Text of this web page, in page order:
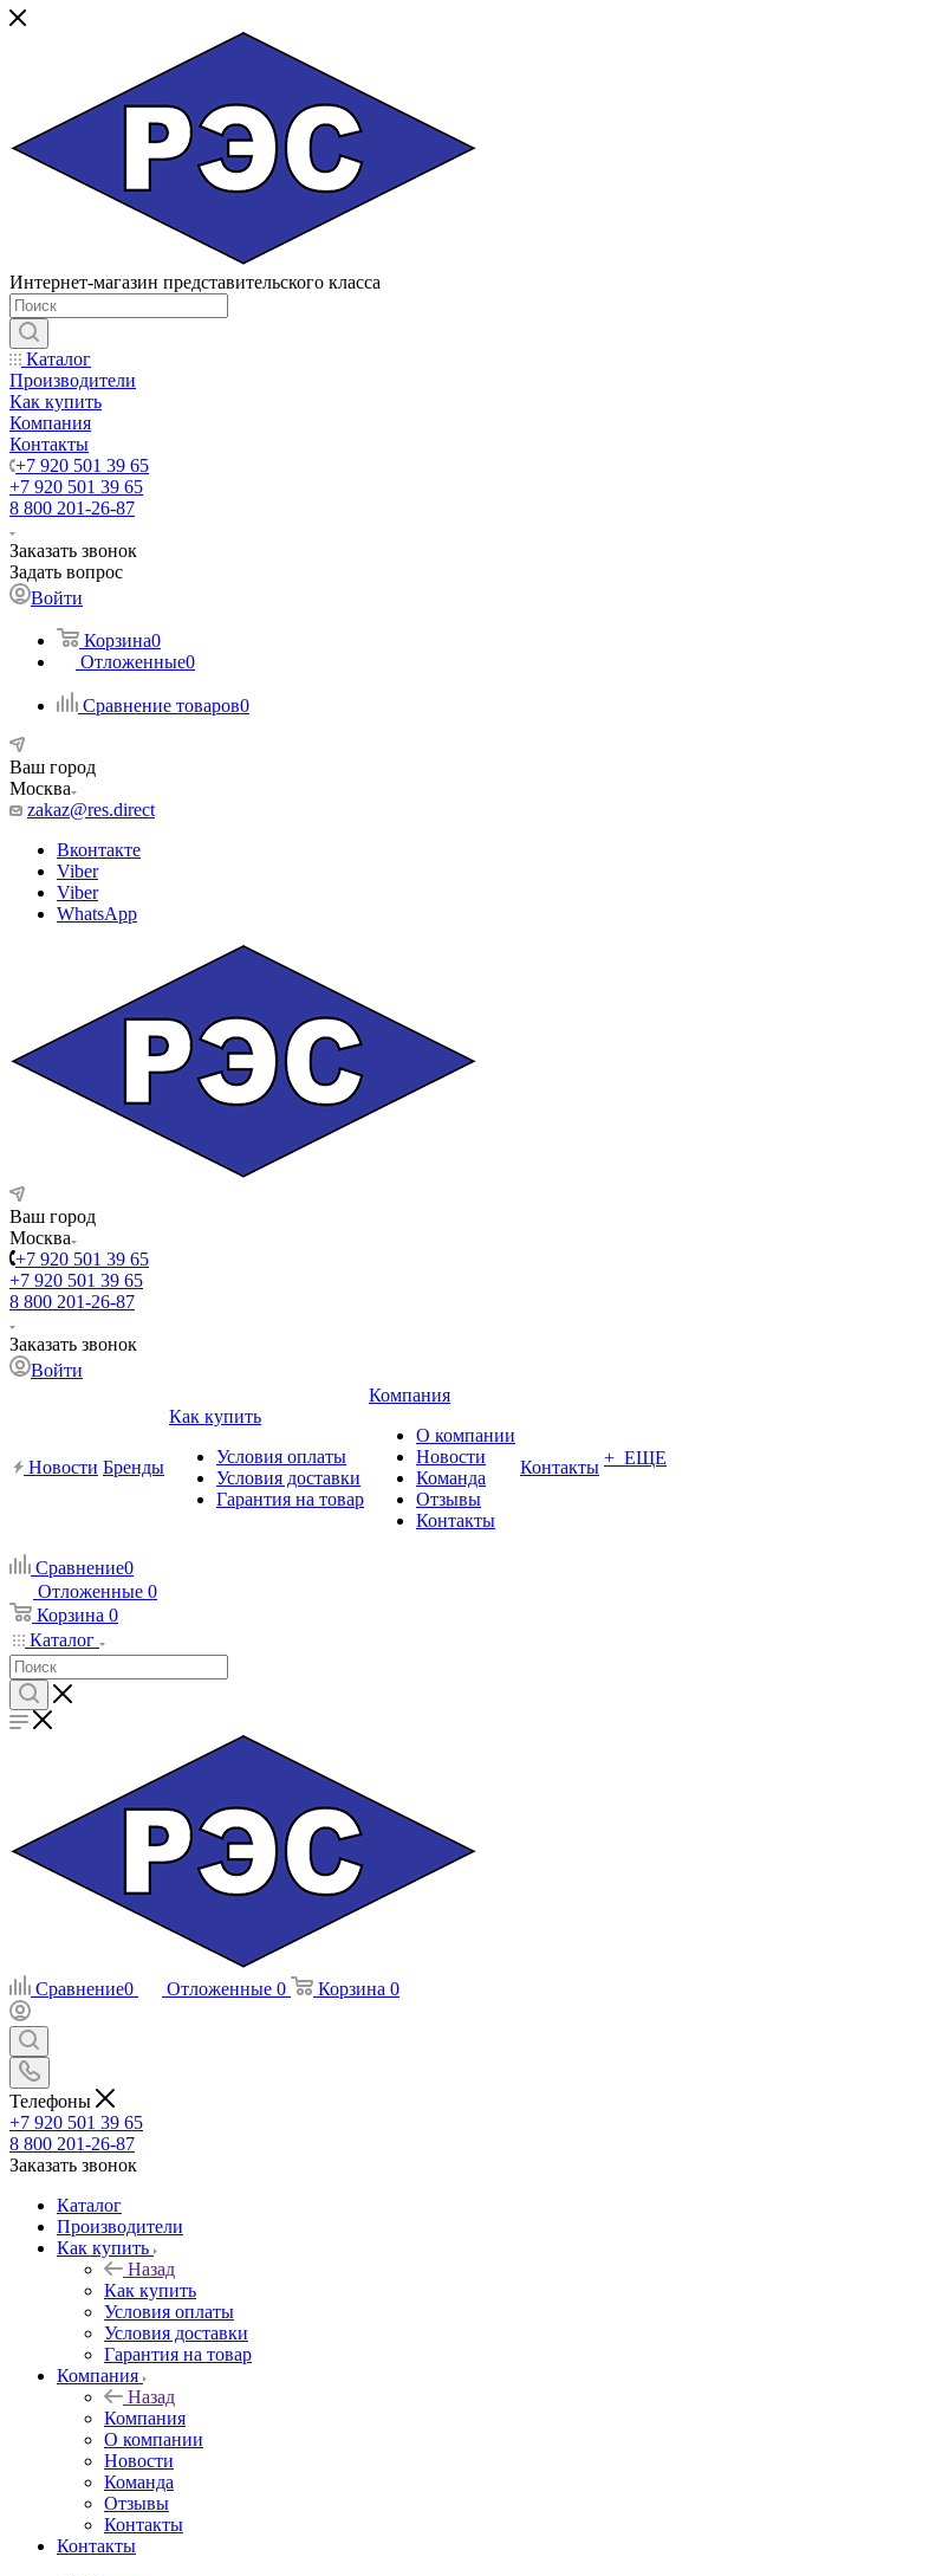
Интернет-магазин представительского класса
Каталог
Производители
Как купить
Компания
Контакты
+7 920 501 39 65
+7 920 501 39 65
8 800 201-26-87
Заказать звонок
Задать вопрос
Войти
Корзина0
Отложенные0
Сравнение товаров0
Ваш город
Москва
zakaz@res.direct
Вконтакте
Viber
Viber
WhatsApp
Ваш город
Москва
+7 920 501 39 65
+7 920 501 39 65
8 800 201-26-87
Заказать звонок
Войти
Новости Бренды
Как купить
Условия оплаты
Условия доставки
Гарантия на товар
Компания
О компании
Новости
Команда
Отзывы
Контакты
Контакты + ЕЩЕ
Сравнение0
Отложенные 0
Корзина 0
Каталог
Сравнение0 Отложенные 0 Корзина 0
Телефоны
+7 920 501 39 65
8 800 201-26-87
Заказать звонок
Каталог
Производители
Как купить
Назад
Как купить
Условия оплаты
Условия доставки
Гарантия на товар
Компания
Назад
Компания
О компании
Новости
Команда
Отзывы
Контакты
Контакты